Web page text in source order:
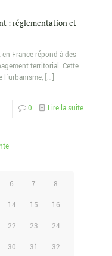
: réglementation et
France répond à des
territorial. Cette
l’urbanisme, […]
0 Lire la suite
6 7 8
14 15 16
22 23 24
30 31 32